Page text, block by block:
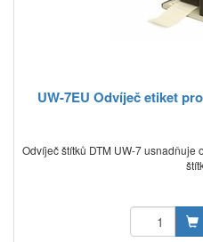
UW-7EU Odvíječ etiket
Odvíječ štítků DTM UW-7